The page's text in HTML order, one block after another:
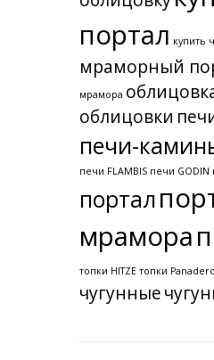
портал купить
мраморный
мрамора
облицовки
печи-
печи FLAMBIS печи GODIN
портал
мрамора
топки HITZE топки Panadero
чугунные